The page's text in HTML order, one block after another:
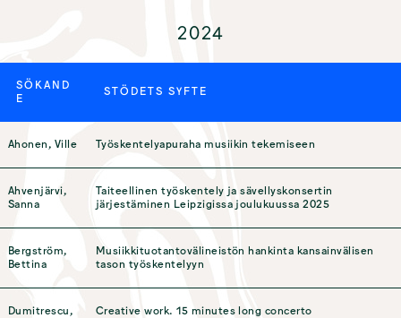
2024
SÖKAND
E
STÖDETS SYFTE
Ahonen, Ville Työskentelyapuraha musiikin tekemiseen
Ahvenjärvi,
Sanna
Taiteellinen työskentely ja sävellyskonsertin
järjestäminen Leipzigissa joulukuussa 2025
Bergström,
Bettina
Musiikkituotantovälineistön hankinta kansainvälisen
tason työskentelyyn
Dumitrescu,
Creative work. 15 minutes long concerto